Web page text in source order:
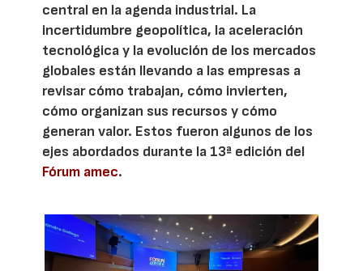
central en la agenda industrial. La
incertidumbre geopolítica, la aceleración
tecnológica y la evolución de los mercados
globales están llevando a las empresas a
revisar cómo trabajan, cómo invierten,
cómo organizan sus recursos y cómo
generan valor. Estos fueron algunos de los
ejes abordados durante la 13ª edición del
Fórum amec.